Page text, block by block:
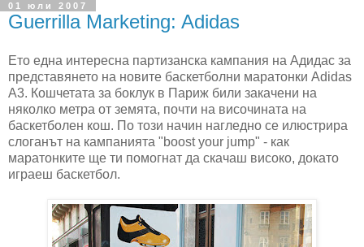
01 юли 2007
Guerrilla Marketing: Adidas
Ето една интересна партизанска кампания на Адидас за
представянето на новите баскетболни маратонки Adidas
A3. Кошчетата за боклук в Париж били закачени на
няколко метра от земята, почти на височината на
баскетболен кош. По този начин нагледно се илюстрира
слоганът на кампанията "boost your jump" - как
маратонките ще ти помогнат да скачаш високо, докато
играеш баскетбол.